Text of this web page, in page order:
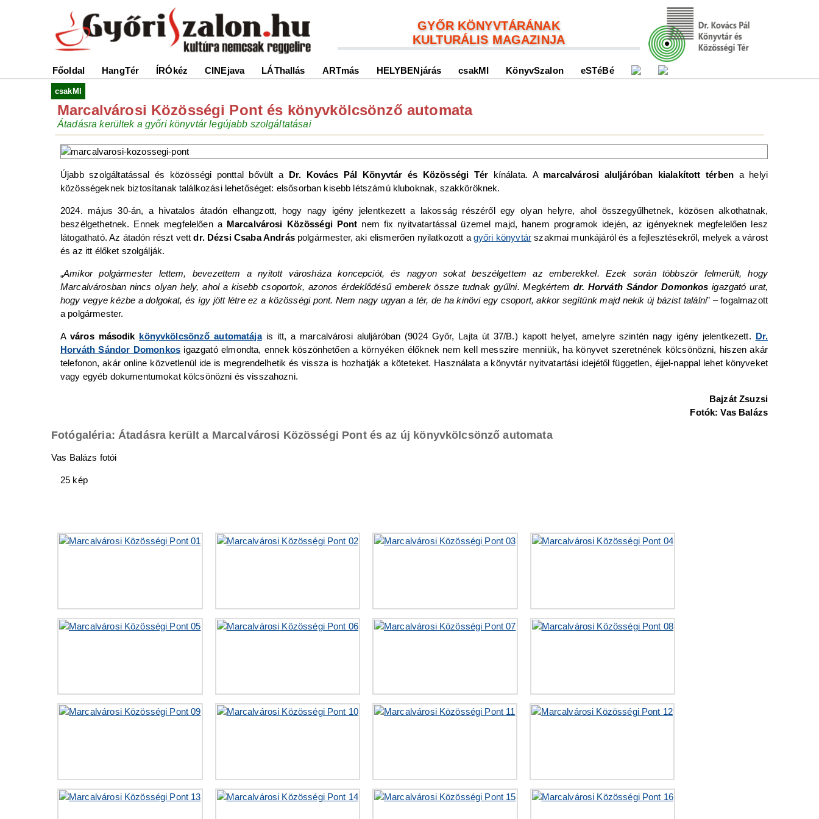
GYŐR KÖNYVTÁRÁNAK
KULTURÁLIS MAGAZINJA
Főoldal HangTér ÍRÓkéz CINEjava LÁThallás ARTmás HELYBENjárás csakMI KönyvSzalon eSTéBé
csakMI
Marcalvárosi Közösségi Pont és könyvkölcsönző automata
Átadásra kerültek a győri könyvtár legújabb szolgáltatásai
Újabb szolgáltatással és közösségi ponttal bővült a Dr. Kovács Pál Könyvtár és Közösségi Tér kínálata. A marcalvárosi aluljáróban kialakított térben a helyi
közösségeknek biztosítanak találkozási lehetőséget: elsősorban kisebb létszámú kluboknak, szakköröknek.
2024. május 30-án, a hivatalos átadón elhangzott, hogy nagy igény jelentkezett a lakosság részéről egy olyan helyre, ahol összegyűlhetnek, közösen alkothatnak,
beszélgethetnek. Ennek megfelelően aMarcalvárosi Közösségi Pont nem fix nyitvatartással üzemel majd, hanem programok idején, az igényeknek megfelelően lesz
látogatható. Az átadón részt vettdr. Dézsi Csaba Andráspolgármester, aki elismerően nyilatkozott a győri könyvtár szakmai munkájáról és a fejlesztésekről, melyek a várost
és az itt élőket szolgálják.
„Amikor polgármester lettem, bevezettem a nyitott városháza koncepciót, és nagyon sokat beszélgettem az emberekkel. Ezek során többször felmerült, hogy
Marcalvárosban nincs olyan hely, ahol a kisebb csoportok, azonos érdeklődésű emberek össze tudnak gyűlni. Megkértem dr. Horváth Sándor Domonkos igazgató urat,
hogy vegye kézbe a dolgokat, és így jött létre ez a közösségi pont. Nem nagy ugyan a tér, de ha kinövi egy csoport, akkor segítünk majd nekik új bázist találni” ‒ fogalmazott
a polgármester.
A város második könyvkölcsönző automatájais itt, a marcalvárosi aluljáróban (9024 Győr, Lajta út 37/B.) kapott helyet, amelyre szintén nagy igény jelentkezett. Dr.
Horváth Sándor Domonkos igazgató elmondta, ennek köszönhetően a környéken élőknek nem kell messzire menniük, ha könyvet szeretnének kölcsönözni, hiszen akár
telefonon, akár online közvetlenül ide is megrendelhetik és vissza is hozhatják a köteteket. Használata a könyvtár nyitvatartási idejétől független, éjjel-nappal lehet könyveket
vagy egyéb dokumentumokat kölcsönözni és visszahozni.
Bajzát Zsuzsi
Fotók: Vas Balázs
Fotógaléria: Átadásra került a Marcalvárosi Közösségi Pont és az új könyvkölcsönző automata
Vas Balázs fotói
25 kép